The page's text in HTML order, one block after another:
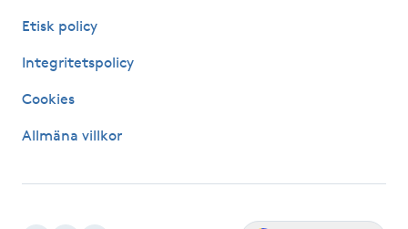
Hälsa
Etisk policy
Integritetspolicy
Cookies
Allmäna villkor